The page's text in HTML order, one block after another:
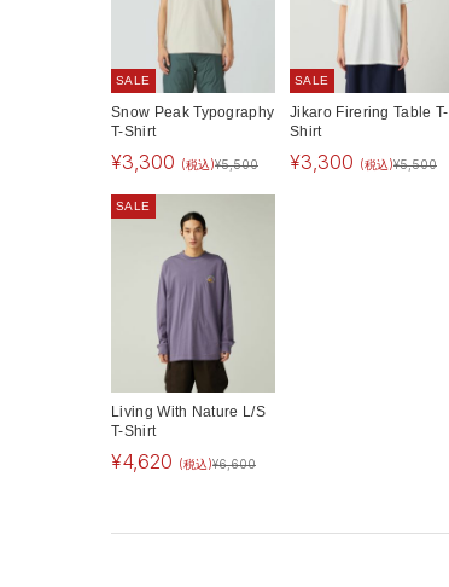
SALE
Snow Peak Typography
T-Shirt
¥3,300 (税込)¥5,500
SALE
Jikaro Firering Table T-
Shirt
¥3,300 (税込)¥5,500
SALE
Living With Nature L/S
T-Shirt
¥4,620 (税込)¥6,600